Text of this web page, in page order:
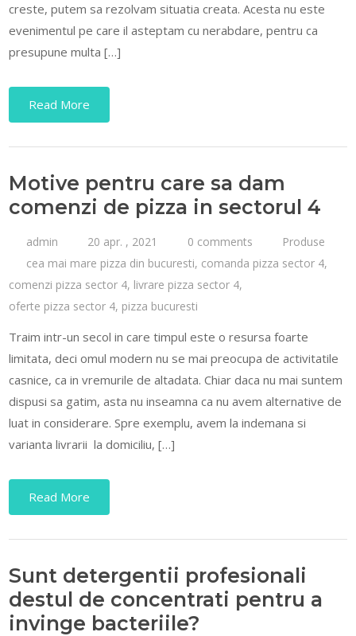
creste, putem sa rezolvam situatia creata. Acesta nu este
evenimentul pe care il asteptam cu nerabdare, pentru ca
presupune multa […]
Read More
Motive pentru care sa dam
comenzi de pizza in sectorul 4
admin 20 apr. , 2021 0 comments
Produse
cea mai mare pizza din bucuresti, comanda pizza sector 4,
comenzi pizza sector 4, livrare pizza sector 4,
oferte pizza sector 4, pizza bucuresti
Traim intr-un secol in care timpul este o resursa foarte
limitata, deci omul modern nu se mai preocupa de activitatile
casnice, ca in vremurile de altadata. Chiar daca nu mai suntem
dispusi sa gatim, asta nu inseamna ca nu avem alternative de
luat in considerare. Spre exemplu, avem la indemana si
varianta livrarii la domiciliu, […]
Read More
Sunt detergentii profesionali
destul de concentrati pentru a
invinge bacteriile?